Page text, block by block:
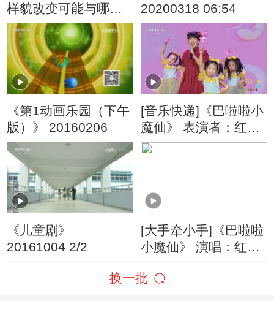
样貌改变可能与哪些
内分泌疾病有关？
20200318 06:54
《第1动画乐园（下午
版）》 20160206
[音乐快递]《巴啦啦小
魔仙》 表演者：红果
果
《儿童剧》
20161004 2/2
[大手牵小手]《巴啦啦
小魔仙》 演唱：红果
换一批